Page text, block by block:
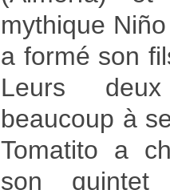
mythique
a formé son
Leurs
beaucoup à
Tomatito a
son quintet